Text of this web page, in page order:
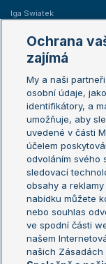
Iga Swiatek
Žebříčky
Žebříček ATP (muži)
Žebříček WTA (ženy)
Sázkařský žebříček
Aktualní trendy
Fotbalové přestupy
Livesport Daily
Ochrana
zajímá
My a naši partneři
osobní údaje,
identifikátory, a
umožňuje, aby
uvedené v části
účelem
odvoláním svého
sledovací
obsahy a
nabídku můžete
nebo souhlas
ve spodní části
našem
našich